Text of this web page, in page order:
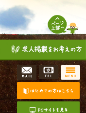
により発生する、も
、要求、債務、損害
従業員、代理人及び
ます。
本サービスの中断、
ビスの全部または一
も、その理由のいか
ことができます。本
ビスを使用する権利
、本サービスにアク